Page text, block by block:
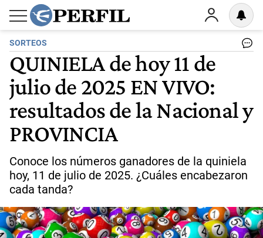
SORTEOS
QUINIELA de hoy 11 de
julio de 2025 EN VIVO:
resultados de la Nacional y
PROVINCIA
Conoce los números ganadores de la quiniela
hoy, 11 de julio de 2025. ¿Cuáles encabezaron
cada tanda?